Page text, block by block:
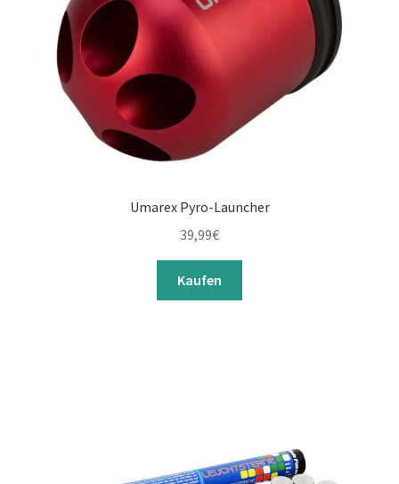
Umarex Pyro-Launcher
39,99€
Kaufen